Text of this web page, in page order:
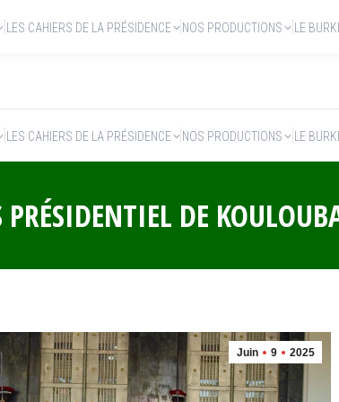
LES CAHIERS DE LA PRÉSIDENCE NOS PRODUCTIONS LE
DE
Juin 9 2025
LES CAHIERS DE LA PRÉSIDENCE NOS PRODUCTIONS LE